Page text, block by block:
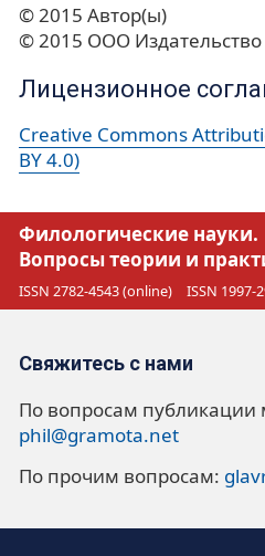
© 2015 Автор(ы)
© 2015 ООО Издательство
Лицензионное
Creative Commons
BY 4.0)
Филологические науки.
Вопросы теории и
ISSN 2782-4543 (online) ISSN 1997-
Свяжитесь с нами
По вопросам публикации
phil@gramota.net
По прочим вопросам: